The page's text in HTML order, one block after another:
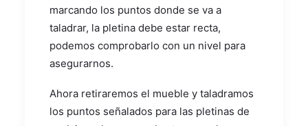
marcando los puntos donde se va a
taladrar, la pletina debe estar recta,
podemos comprobarlo con un nivel para
asegurarnos.
Ahora retiraremos el mueble y taladramos
los puntos señalados para las pletinas de